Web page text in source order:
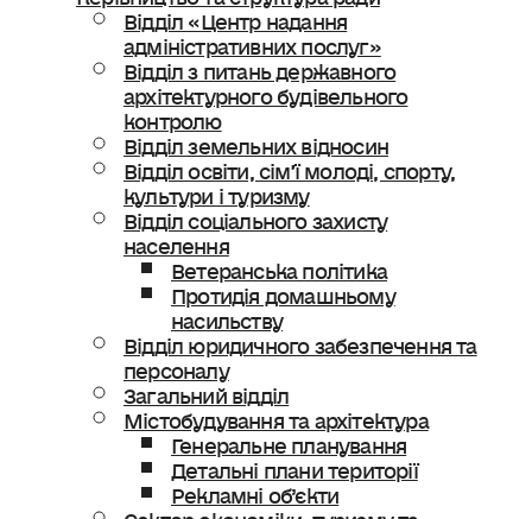
Відділ «Центр надання
адміністративних послуг»
Відділ з питань державного
архітектурного будівельного
контролю
Відділ земельних відносин
Відділ освіти, сімʼї молоді, спорту,
культури і туризму
Відділ соціального захисту
населення
Ветеранська політика
Протидія домашньому
насильству
Відділ юридичного забезпечення та
персоналу
Загальний відділ
Містобудування та архітектура
Генеральне планування
Детальні плани території
Рекламні об’єкти